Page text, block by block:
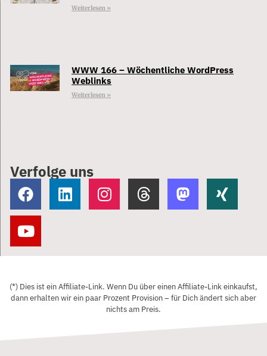
Weiterlesen »
WWW 166 – Wöchentliche WordPress
Weblinks
Weiterlesen »
Verfolge uns
(*) Dies ist ein Affiliate-Link. Wenn Du über einen Affiliate-Link einkaufst,
dann erhalten wir ein paar Prozent Provision – für Dich ändert sich aber
nichts am Preis.